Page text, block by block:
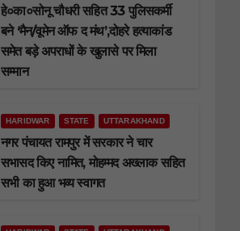
हे०का०सोनू चौधरी सहित 33 पुलिसकर्मी
बने ‘मैन/वूमेन ऑफ द मंथ’,दोहरे हत्याकांड
समेत बड़े अपराधों के खुलासे पर मिला
सम्मान
HARIDWAR STATE UTTARAKHAND
नगर पंचायत रामपुर में सरकार ने चार
सभासद किए नामित, मोहम्मद अख्लाक सहित
सभी का हुआ भव्य स्वागत